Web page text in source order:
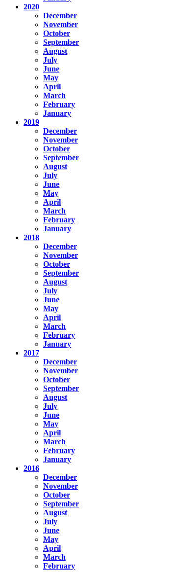
2020
December
November
October
September
August
July
June
May
April
March
February
January
2019
December
November
October
September
August
July
June
May
April
March
February
January
2018
December
November
October
September
August
July
June
May
April
March
February
January
2017
December
November
October
September
August
July
June
May
April
March
February
January
2016
December
November
October
September
August
July
June
May
April
March
February